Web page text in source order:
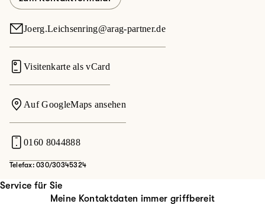
Joerg.Leichsenring@arag-partner.de
Visitenkarte als vCard
Auf GoogleMaps ansehen
0160 8044888
Telefax: 030/30345324
Service für Sie
Meine Kontaktdaten immer griffbereit